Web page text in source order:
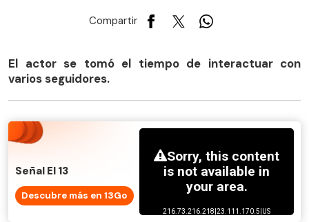
Compartir
El actor se tomó el tiempo de interactuar con
varios seguidores.
Señal El 13
Descubre más en 13Go